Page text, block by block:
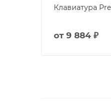
Клавиатура
от 9 884 ₽